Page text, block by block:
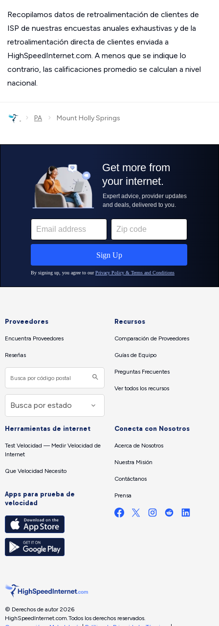
Recopilamos datos de retroalimentación de clientes de
ISP de nuestras encuestas anuales exhaustivas y de la
retroalimentación directa de clientes enviada a
HighSpeedInternet.com. A menos que se indique lo
contrario, las calificaciones promedio se calculan a nivel
nacional.
› PA › Mount Holly Springs
Proveedores
Encuentra Proveedores
Reseñas
Recursos
Comparación de Proveedores
Guías de Equipo
Preguntas Frecuentes
Ver todos los recursos
Herramientas de internet
Test Velocidad — Medir Velocidad de
Internet
Que Velocidad Necesito
Apps para prueba de
velocidad
Conecta con Nosotros
Acerca de Nosotros
Nuestra Misión
Contáctanos
Prensa
© Derechos de autor 2026
HighSpeedInternet.com.Todos los derechos reservados.